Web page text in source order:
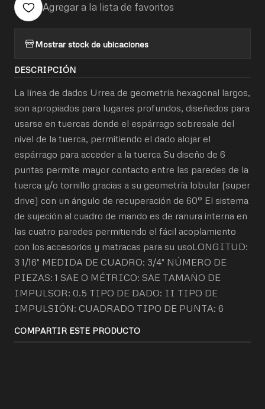
Agregar a la lista de favoritos
Mostrar stock de ubicaciones
DESCRIPCIÓN
La línea de dados Urrea de geometría hexagonal largos,
son apropiados para lugares profundos, diseñados para
usarse en tuercas donde el espárrago sobresale del
nivel de la tuerca, permitiendo el dado alojar el
espárrago para acceder a la tuerca Su diseño de 6
puntas permite mayor contacto entre las paredes de la
tuerca y/o tornillo gracias a su geometría lobular (super
drive) con un ángulo de recuperación de 60° El sistema
de sujeción al cuadro de mando es de ranura interna en
las cuatro paredes permitiendo el fácil acoplamiento
con los accesorios y matracas para su usoLONGITUD:
3 1/16" MEDIDA DE CUADRO: 3/4" NÚMERO DE
PIEZAS: 1 SAE O MÉTRICO: SAE TAMAÑO DE
IMPULSOR: 0.5 TIPO DE DADO: II TIPO DE
IMPULSIÓN: CUADRADO TIPO DE PUNTA: 6
COMPARTIR ESTE PRODUCTO